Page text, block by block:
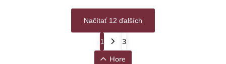
Načítať 12 ďalších
1
3
Hore